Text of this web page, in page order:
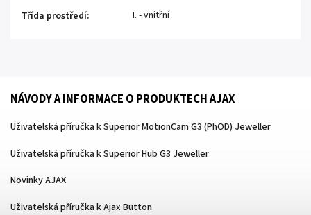
Třída prostředí: I. - vnitřní
NÁVODY A INFORMACE O PRODUKTECH AJAX
Uživatelská příručka k Superior MotionCam G3 (PhOD) Jeweller
Uživatelská příručka k Superior Hub G3 Jeweller
Novinky AJAX
Uživatelská příručka k Ajax Button